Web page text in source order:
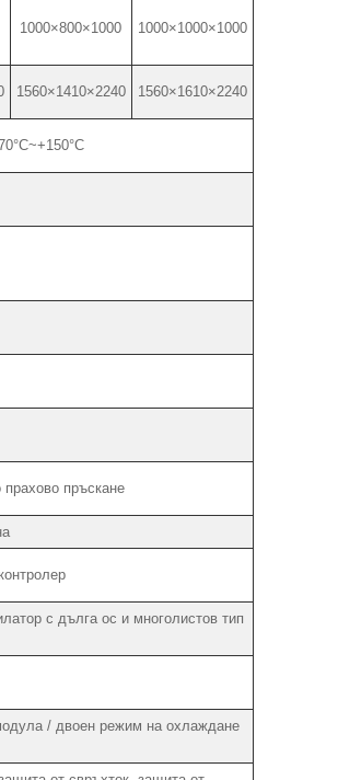
1000×800×1000 1000×1000×1000
1560×1410×2240 1560×1610×2240
пръскане
с дълга ос и многолистов тип
/ двоен режим на охлаждане